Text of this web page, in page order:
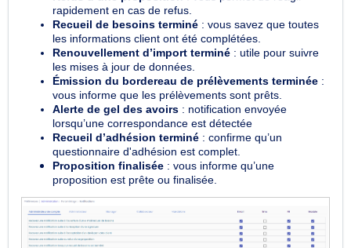
rapidement en cas de refus.
Recueil de besoins terminé : vous savez que toutes
les informations client ont été complétées.
Renouvellement d’import terminé : utile pour suivre
les mises à jour de données.
Émission du bordereau de prélèvements terminée :
vous informe que les prélèvements sont prêts.
Alerte de gel des avoirs : notification envoyée
lorsqu’une correspondance est détectée
Recueil d’adhésion terminé : confirme qu’un
questionnaire d'adhésion est complet.
Proposition finalisée : vous informe qu’une
proposition est prête ou finalisée.